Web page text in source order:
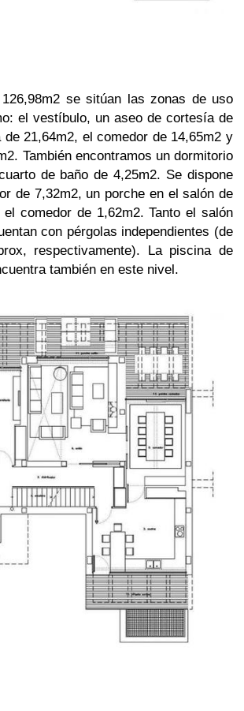
se sitúan las zonas de uso
el vestíbulo, un aseo de cortesía de
21,64m2, el comedor de 14,65m2 y
También encontramos un dormitorio
de baño de 4,25m2. Se dispone
de 7,32m2, un porche en el salón de
comedor de 1,62m2. Tanto el salón
con pérgolas independientes (de
respectivamente). La piscina de
también en este nivel.